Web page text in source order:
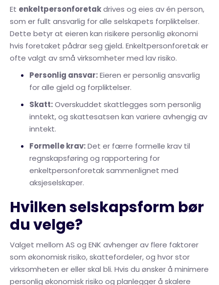
Et enkeltpersonforetakdrives og eies av én person,
som er fullt ansvarlig for alle selskapets forpliktelser.
Dette betyr at eieren kan risikere personlig økonomi
hvis foretaket pådrar seg gjeld. Enkeltpersonforetak er
ofte valgt av små virksomheter med lav risiko.
Personlig ansvar:Eieren er personlig ansvarlig
for alle gjeld og forpliktelser.
Skatt:Overskuddet skattlegges som personlig
inntekt, og skattesatsen kan variere avhengig av
inntekt.
Formelle krav:Det er færre formelle krav til
regnskapsføring og rapportering for
enkeltpersonforetak sammenlignet med
aksjeselskaper.
Hvilken selskapsform bør
du velge?
Valget mellom AS og ENK avhenger av flere faktorer
som økonomisk risiko, skattefordeler, og hvor stor
virksomheten er eller skal bli. Hvis du ønsker å minimere
personlig økonomisk risiko og planlegger å skalere